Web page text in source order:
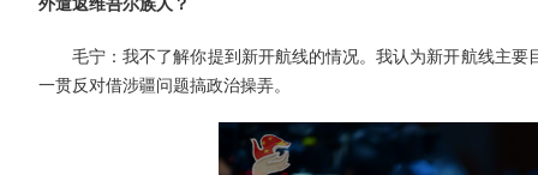
毛宁：我不了解你提到新开航线的情况。我认为新开航线主
一贯反对借涉疆问题搞政治操弄。